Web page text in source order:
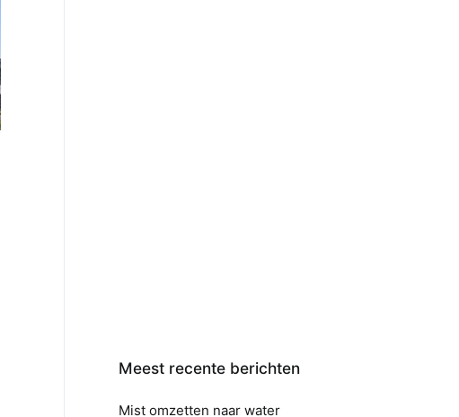
Meest recente berichten
Mist omzetten naar water